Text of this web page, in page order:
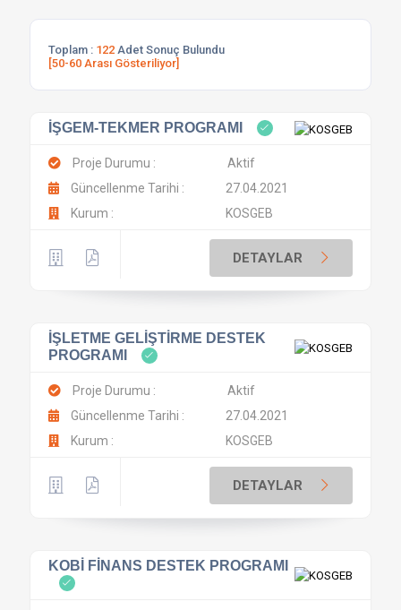
Toplam : 122Adet Sonuç Bulundu
[50-60 Arası Gösteriliyor]
İŞGEM-TEKMER PROGRAMI
Proje Durumu :
Aktif
Güncellenme Tarihi :
27.04.2021
Kurum :
KOSGEB
DETAYLAR
İŞLETME GELİŞTİRME DESTEK
PROGRAMI
Proje Durumu :
Aktif
Güncellenme Tarihi :
27.04.2021
Kurum :
KOSGEB
DETAYLAR
KOBİ FİNANS DESTEK PROGRAMI